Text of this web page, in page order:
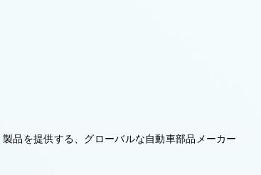
品を提供する、グローバルな自動車部品メーカー